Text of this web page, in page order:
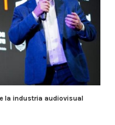
la industria audiovisual